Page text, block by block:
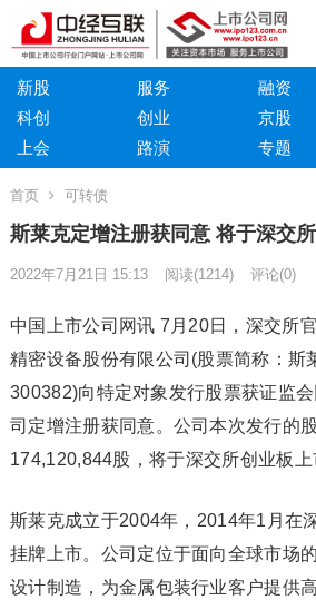
新股 服务 融资
科创
创业 京股
上会
路演 专题
首页 可转债
斯莱克定增注册获同意 将于深交
2022年7月21日 15:13 阅读(1214) 评论(0)
中国上市公司网讯 7月20日，深交所
精密设备股份有限公司(股票简称：斯
300382)向特定对象发行股票获证监
司定增注册获同意。公司本次发行的
174,120,844股，将于深交所创业板上
斯莱克成立于2004年，2014年1月在
挂牌上市。公司定位于面向全球市场
设计制造，为金属包装行业客户提供